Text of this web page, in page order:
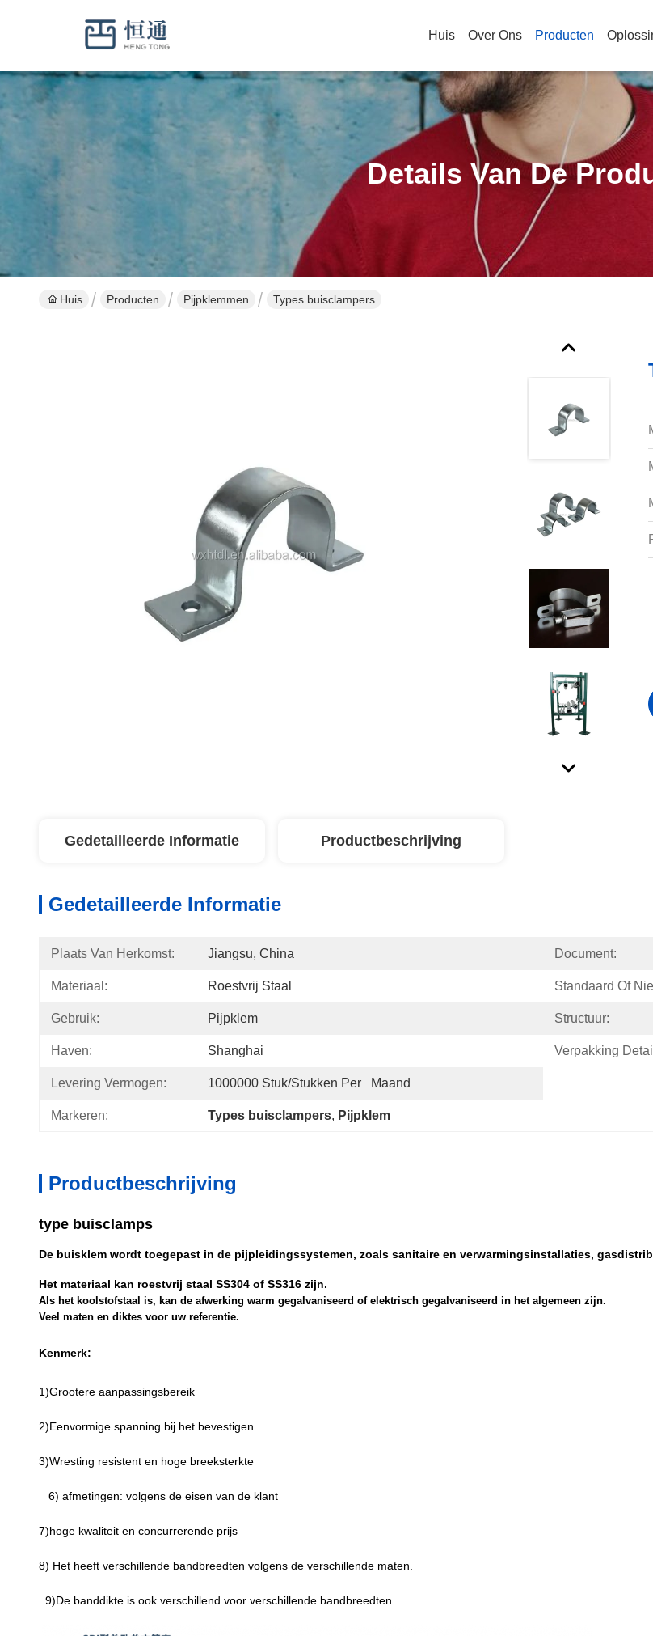
Huis Over Ons Producten
Details Van De
Huis Producten Pijpklemmen Types buisclampers
Gedetailleerde Informatie Productbeschrijving
Gedetailleerde Informatie
Plaats Van Herkomst: Jiangsu, China Document:
Materiaal: Roestvrij Staal Standaard Of
Gebruik: Pijpklem Structuur:
Haven: Shanghai Verpakking
Levering Vermogen: 1000000 Stuk/Stukken Per   Maand
Markeren: Types buisclampers, Pijpklem
Productbeschrijving
type buisclamps
De buisklem wordt toegepast in de pijpleidingssystemen, zoals sanitaire en verwarmingsinstallaties,
Het materiaal kan roestvrij staal SS304 of SS316 zijn.
Als het koolstofstaal is, kan de afwerking warm gegalvaniseerd of elektrisch gegalvaniseerd in het algemeen zijn.
Veel maten en diktes voor uw referentie.
Kenmerk:
1)Grootere aanpassingsbereik
2)Eenvormige spanning bij het bevestigen
3)Wresting resistent en hoge breeksterkte
6) afmetingen: volgens de eisen van de klant
7)hoge kwaliteit en concurrerende prijs
8) Het heeft verschillende bandbreedten volgens de verschillende maten.
9)De banddikte is ook verschillend voor verschillende bandbreedten